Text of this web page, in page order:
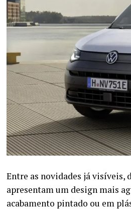
Entre as novidades já visíveis,
apresentam um design mais
acabamento pintado ou em